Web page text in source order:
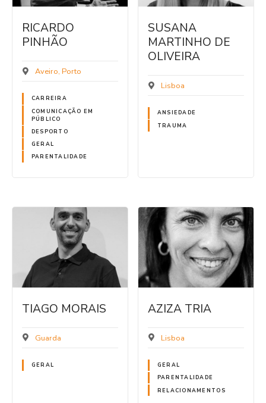
RICARDO
PINHÃO
Aveiro Porto
CARREIRA
COMUNICAÇÃO EM
PÚBLICO
DESPORTO
GERAL
PARENTALIDADE
SUSANA
MARTINHO DE
OLIVEIRA
Lisboa
ANSIEDADE
TRAUMA
TIAGO MORAIS
Guarda
GERAL
AZIZA TRIA
Lisboa
GERAL
PARENTALIDADE
RELACIONAMENTOS